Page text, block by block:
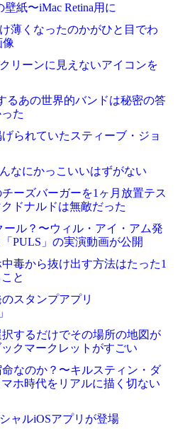
紙〜iMac Retina用に
薄くなったのかがひと目でわ
像
リーンに見えないアイコンを
るあの世界的バンドは秘密の答
た
られていたスティーブ・ジョ
なにかっこいいはずがない
ーズバーガーを1ヶ月放置テス
ドナルドは無敵だった
ール？〜ウィル・アイ・アム発
PULS」の実演動画が公開
毒から抜け出す方法はたった1
と
スタンプアプリ
するだけでその場所の地図が
クマークレットがすごい
なのか？〜キルスティン・ダ
ホ時代をリアルに描く切ない
ャルiOSアプリが登場